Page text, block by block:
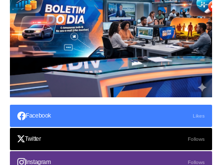
Facebook Likes
Twitter Follows
Instagram Follows